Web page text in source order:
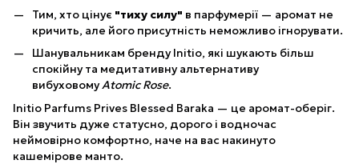
Тим, хто цінує "тиху силу" в парфумерії — аромат не
кричить, але його присутність неможливо ігнорувати.
Шанувальникам бренду Initio, які шукають більш
спокійну та медитативну альтернативу
вибуховомуAtomic Rose.
Initio Parfums Prives Blessed Baraka — це аромат-оберіг.
Він звучить дуже статусно, дорого і водночас
неймовірно комфортно, наче на вас накинуто
кашемірове манто.